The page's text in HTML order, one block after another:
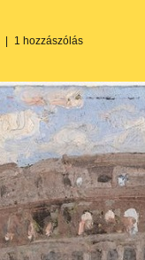
1 hozzászólás